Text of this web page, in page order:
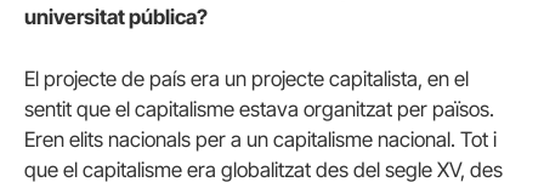
universitat pública?
El projecte de país era un projecte capitalista, en el
sentit que el capitalisme estava organitzat per països.
Eren elits nacionals per a un capitalisme nacional. Tot i
que el capitalisme era globalitzat des del segle XV, des